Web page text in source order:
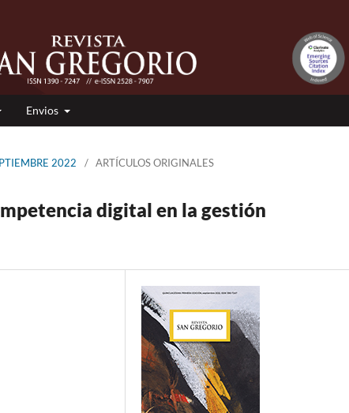
Envios
2022 / ARTÍCULOS ORIGINALES
digital en la gestión